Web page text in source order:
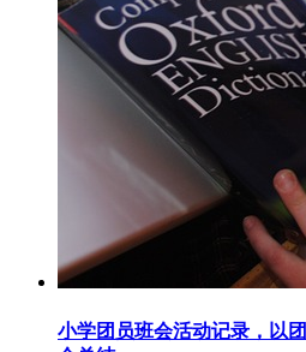
小学团员班会活动记录，以